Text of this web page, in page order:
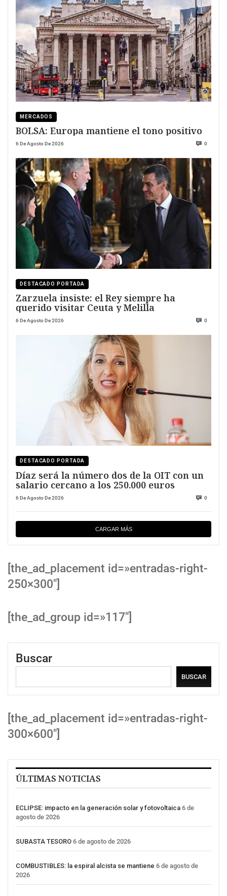
MERCADOS
BOLSA: Europa mantiene el tono positivo
6 De Agosto De 2026 0
DESTACADO PORTADA
Zarzuela insiste: el Rey siempre ha
querido visitar Ceuta y Melilla
6 De Agosto De 2026 0
DESTACADO PORTADA
Díaz será la número dos de la OIT con un
salario cercano a los 250.000 euros
6 De Agosto De 2026 0
CARGAR MÁS
[the_ad_placement id=»entradas-right-
250×300″]
[the_ad_group id=»117″]
Buscar
BUSCAR
[the_ad_placement id=»entradas-right-
300×600″]
ÚLTIMAS NOTICIAS
ECLIPSE: impacto en la generación solar y fotovoltaica 6 de
agosto de 2026
SUBASTA TESORO 6 de agosto de 2026
COMBUSTIBLES: la espiral alcista se mantiene 6 de agosto de
2026